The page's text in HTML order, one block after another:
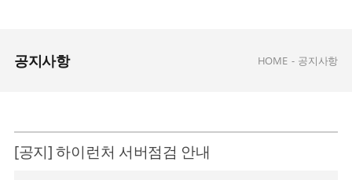
공지사항 HOME - 공지사항
[공지] 하이런처 서버점검 안내